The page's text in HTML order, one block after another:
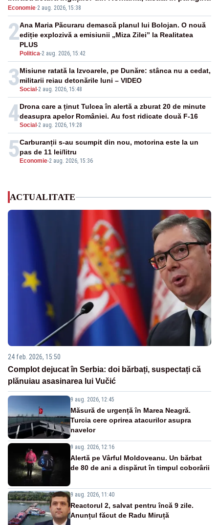
Economie·2 aug. 2026, 15:38
2
Politica-2 aug. 2026, 15:42
Ana Maria Păcuraru demască planul lui Bolojan. O nouă
ediție explozivă a emisiunii „Miza Zilei” la Realitatea
PLUS
3Social -2 aug. 2026, 15:48
Misiune ratată la Izvoarele, pe Dunăre: stânca nu a cedat,
militarii reiau detonările luni – VIDEO
4Social -2 aug. 2026, 19:28
Drona care a ținut Tulcea în alertă a zburat 20 de minute
deasupra apelor României. Au fost ridicate două F-16
5 Economie-2 aug. 2026, 15:36
Carburanții s-au scumpit din nou, motorina este la un
pas de 11 lei/litru
ACTUALITATE
24 feb. 2026, 15:50
Complot dejucat în Serbia: doi bărbați, suspectați că
plănuiau asasinarea lui Vučić
9 aug. 2026, 12:45
Măsură de urgență în Marea Neagră.
Turcia cere oprirea atacurilor asupra
navelor
9 aug. 2026, 12:16
Alertă pe Vârful Moldoveanu. Un bărbat
de 80 de ani a dispărut în timpul coborârii
9 aug. 2026, 11:40
Reactorul 2, salvat pentru încă 9 zile.
Anunțul făcut de Radu Miruță